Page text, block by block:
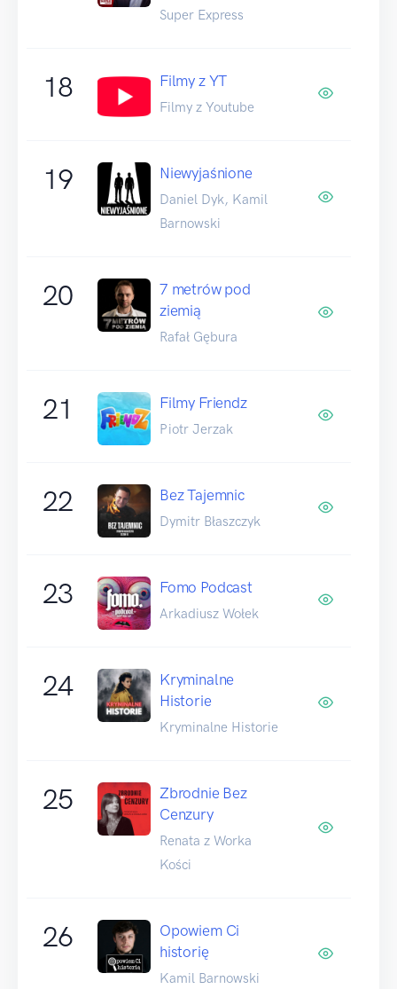
Super Express
18 Filmy z YT
Filmy z Youtube
19 Niewyjaśnione
Daniel Dyk, Kamil
Barnowski
20
7 metrów pod
ziemią
Rafał Gębura
21 Filmy Friendz
Piotr Jerzak
22 Bez Tajemnic
Dymitr Błaszczyk
23 Fomo Podcast
Arkadiusz Wołek
24
Kryminalne
Historie
Kryminalne Historie
25
Zbrodnie Bez
Cenzury
Renata z Worka
Kości
26
Opowiem Ci
historię
Kamil Barnowski